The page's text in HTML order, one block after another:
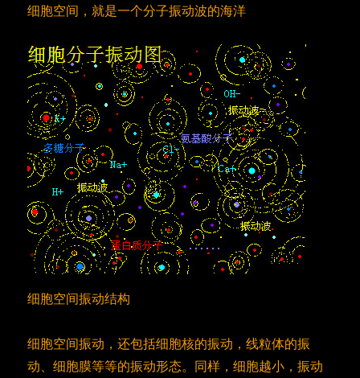
细胞空间，就是一个分子振动波的海洋
细胞空间振动结构
细胞空间振动，还包括细胞核的振动，线粒体的振
动、细胞膜等等的振动形态。同样，细胞越小，振动